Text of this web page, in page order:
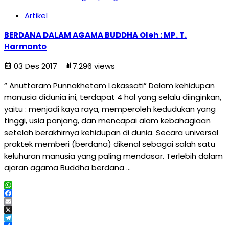
Artikel
BERDANA DALAM AGAMA BUDDHA Oleh : MP. T.
Harmanto
03 Des 2017
7.296 views
“ Anuttaram Punnakhetam Lokassati” Dalam kehidupan
manusia didunia ini, terdapat 4 hal yang selalu diinginkan,
yaitu : menjadi kaya raya, memperoleh kedudukan yang
tinggi, usia panjang, dan mencapai alam kebahagiaan
setelah berakhirnya kehidupan di dunia. Secara universal
praktek memberi (berdana) dikenal sebagai salah satu
keluhuran manusia yang paling mendasar. Terlebih dalam
ajaran agama Buddha berdana …
WhatsApp
Facebook
Email
X